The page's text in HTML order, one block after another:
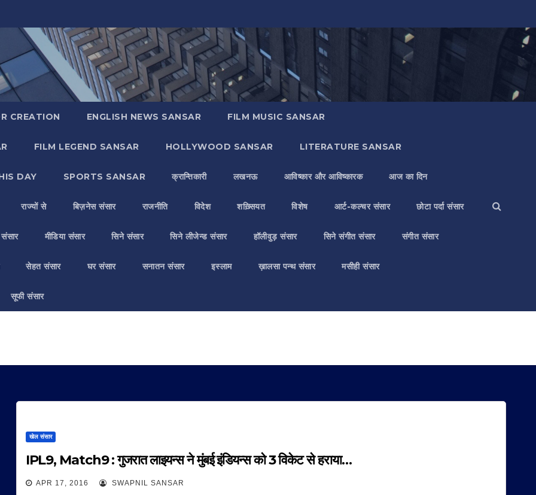
CREATION ENGLISH NEWS SANSAR FILM MUSIC SANSAR
FILM LEGEND SANSAR HOLLYWOOD SANSAR LITERATURE SANSAR
DAY SPORTS SANSAR क्रान्तिकारी लखनऊ आविष्कार और आविष्कारक आज का दिन
राज्यों से बिज़नेस संसार राजनीति विदेश शख़्सियत विशेष आर्ट-कल्चर संसार छोटा पर्दा संसार
मीडिया संसार सिने संसार सिने लीजेन्ड संसार हॉलीवुड़ संसार सिने संगीत संसार संगीत संसार
सेहत संसार घर संसार सनातन संसार इस्लाम ख़ालसा पन्थ संसार मसीही संसार
सूफी संसार
खेल संसार
IPL9, Match9 : गुजरात लाइयन्स ने मुंबई इंडियन्स को 3 विकेट से हराया…
APR 17, 2016 SWAPNIL SANSAR